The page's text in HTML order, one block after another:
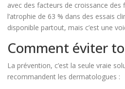
avec des facteurs de croissance
l’atrophie de 63 % dans des essais
disponible partout, mais c’est une
Comment éviter
La prévention, c’est la seule vraie
recommandent les dermatologues :